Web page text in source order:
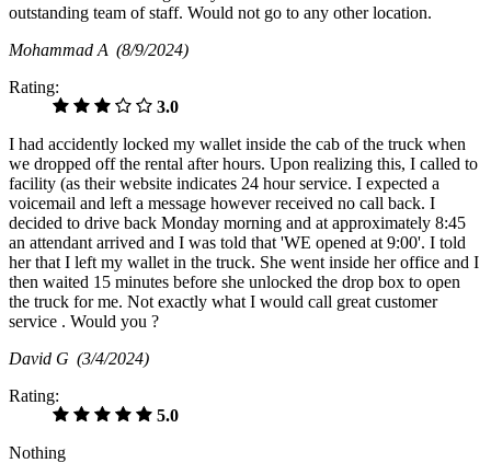
outstanding team of staff. Would not go to any other location.
Mohammad A (8/9/2024)
Rating:
3.0
I had accidently locked my wallet inside the cab of the truck when
we dropped off the rental after hours. Upon realizing this, I called to
facility (as their website indicates 24 hour service. I expected a
voicemail and left a message however received no call back. I
decided to drive back Monday morning and at approximately 8:45
an attendant arrived and I was told that 'WE opened at 9:00'. I told
her that I left my wallet in the truck. She went inside her office and I
then waited 15 minutes before she unlocked the drop box to open
the truck for me. Not exactly what I would call great customer
service . Would you ?
David G (3/4/2024)
Rating:
5.0
Nothing